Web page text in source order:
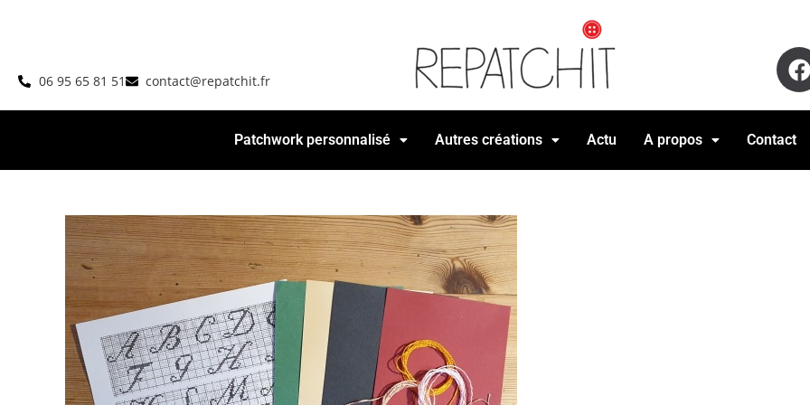
06 95 65 81 51 contact@repatchit.fr
Patchwork personnalisé Autres créations Actu A propos Contact